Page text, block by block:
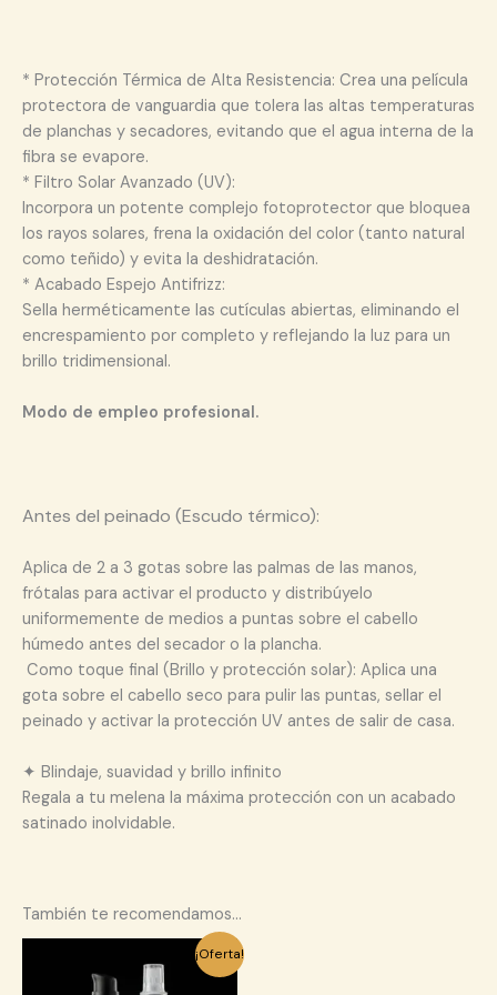
* Protección Térmica de Alta Resistencia: Crea una película
protectora de vanguardia que tolera las altas temperaturas
de planchas y secadores, evitando que el agua interna de la
fibra se evapore.
* Filtro Solar Avanzado (UV):
Incorpora un potente complejo fotoprotector que bloquea
los rayos solares, frena la oxidación del color (tanto natural
como teñido) y evita la deshidratación.
* Acabado Espejo Antifrizz:
Sella herméticamente las cutículas abiertas, eliminando el
encrespamiento por completo y reflejando la luz para un
brillo tridimensional.
Modo de empleo profesional.
Antes del peinado (Escudo térmico):
Aplica de 2 a 3 gotas sobre las palmas de las manos,
frótalas para activar el producto y distribúyelo
uniformemente de medios a puntas sobre el cabello
húmedo antes del secador o la plancha.
Como toque final (Brillo y protección solar): Aplica una
gota sobre el cabello seco para pulir las puntas, sellar el
peinado y activar la protección UV antes de salir de casa.
✦ Blindaje, suavidad y brillo infinito
Regala a tu melena la máxima protección con un acabado
satinado inolvidable.
También te recomendamos…
¡Oferta!
precio
original
El
precio